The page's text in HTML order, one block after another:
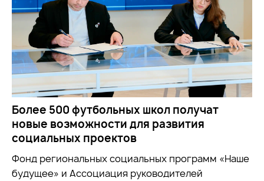
Более 500 футбольных школ получат
новые возможности для развития
социальных проектов
Фонд региональных социальных программ «Наше
будущее» и Ассоциация руководителей